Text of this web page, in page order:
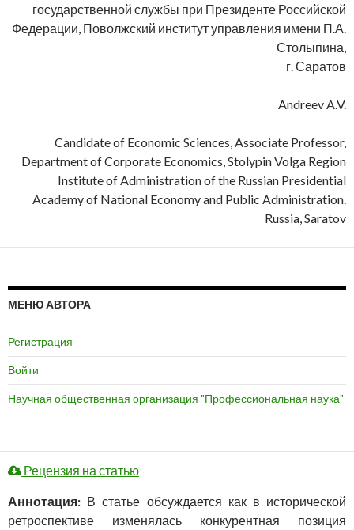
государственной службы при Президенте Российской
Федерации, Поволжский институт управления имени П.А.
Столыпина,
г. Саратов
Andreev A.V.
Candidate of Economic Sciences, Associate Professor,
Department of Corporate Economics, Stolypin Volga Region
Institute of Administration of the Russian Presidential
Academy of National Economy and Public Administration.
Russia, Saratov
МЕНЮ АВТОРА
Регистрация
Войти
Научная общественная организация "Профессиональная наука"
Рецензия на статью
Аннотация: В статье обсуждается как в исторической
ретроспективе изменялась конкурентная позиция